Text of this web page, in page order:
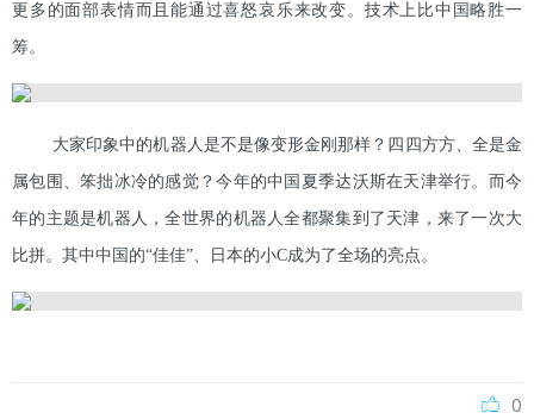
更多的面部表情而且能通过喜怒哀乐来改变。技术上比中国略胜一
筹。
大家印象中的机器人是不是像变形金刚那样？四四方方、全是金
属包围、笨拙冰冷的感觉？今年的中国夏季达沃斯在天津举行。而今
年的主题是机器人，全世界的机器人全都聚集到了天津，来了一次大
比拼。其中中国的“佳佳”、日本的小C成为了全场的亮点。
0